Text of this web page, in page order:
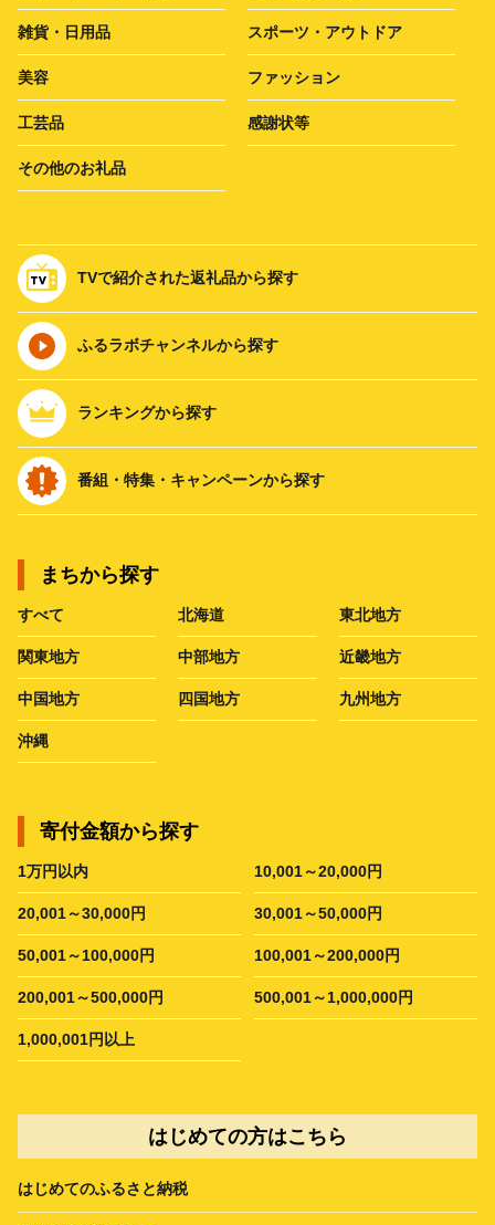
雑貨・日用品 スポーツ・アウトドア
美容 ファッション
工芸品 感謝状等
その他のお礼品
TVで紹介された返礼品から探す
ふるラボチャンネルから探す
ランキングから探す
番組・特集・キャンペーンから探す
まちから探す
すべて 北海道 東北地方
関東地方 中部地方 近畿地方
中国地方 四国地方 九州地方
沖縄
寄付金額から探す
1万円以内 10,001～20,000円
20,001～30,000円 30,001～50,000円
50,001～100,000円 100,001～200,000円
200,001～500,000円 500,001～1,000,000円
1,000,001円以上
はじめての方はこちら
はじめてのふるさと納税